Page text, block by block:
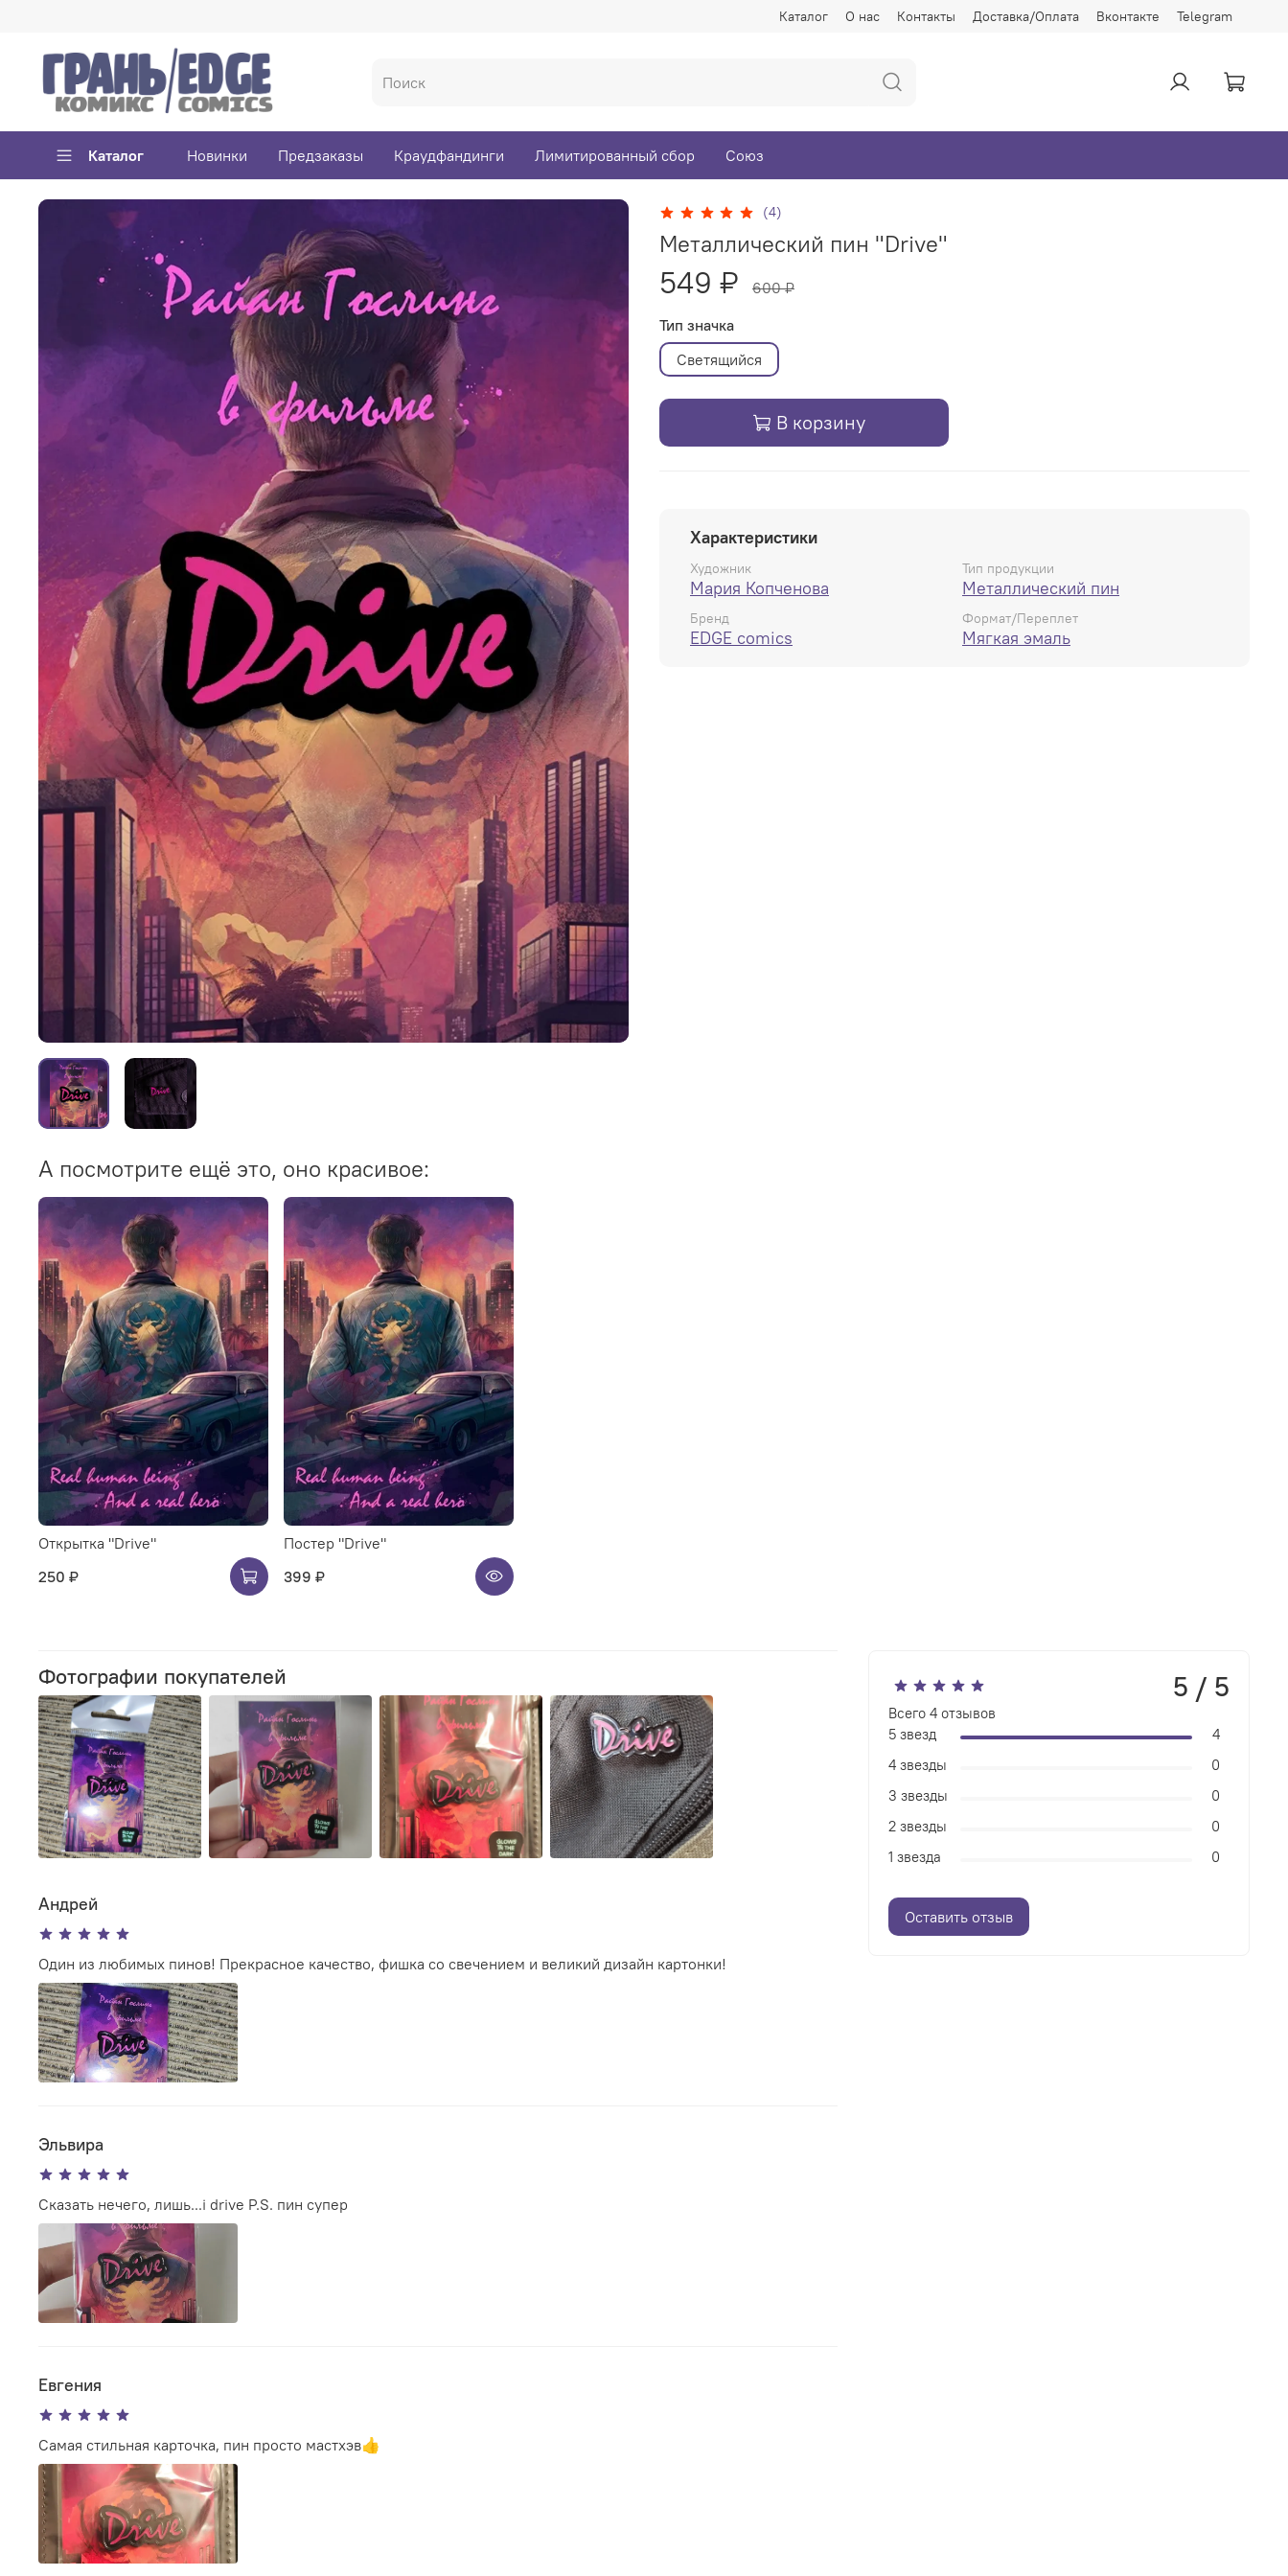
Каталог О нас Контакты Доставка/Оплата Вконтакте Telegram
Каталог Новинки Предзаказы Краудфандинги Лимитированный сбор Союз
(4)
Металлический пин "Drive"
549 ₽
600 ₽
Тип значка
Светящийся
В корзину
Характеристики
Художник
Мария Копченова
Тип продукции
Металлический пин
Бренд
EDGE comics
Формат/Переплет
Мягкая эмаль
А посмотрите ещё это, оно красивое:
Открытка "Drive"
250 ₽
Постер "Drive"
399 ₽
Фотографии покупателей
Андрей
Один из любимых пинов! Прекрасное качество, фишка со свечением и великий дизайн картонки!
Эльвира
Сказать нечего, лишь...i drive P.S. пин супер
Евгения
Самая стильная карточка, пин просто мастхэв👍
5 / 5
Всего4 отзывов
5 звезд
4
4 звезды
0
3 звезды
0
2 звезды
0
1 звезда
0
Оставить отзыв